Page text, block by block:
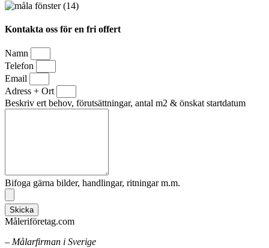
Kontakta oss för en fri offert
Namn
Telefon
Email
Adress + Ort
Beskriv ert behov, förutsättningar, antal m2 & önskat startdatum
Bifoga gärna bilder, handlingar, ritningar m.m.
Skicka
Måleriföretag.com
– Målarfirman i Sverige